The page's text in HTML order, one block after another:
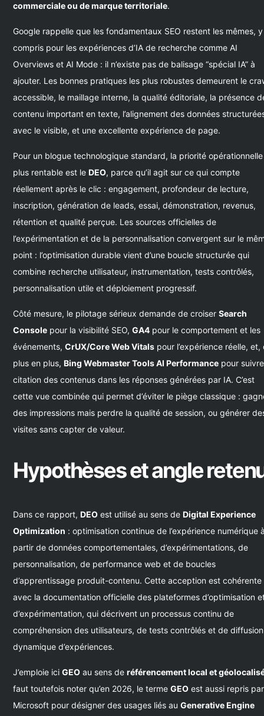
commerciale ou de marque territoriale.
Google rappelle que les fondamentaux SEO restent les mêmes, y
compris pour les expériences d’IA de recherche comme AI
Overviews et AI Mode : il n’existe pas de balisage “spécial IA” à
ajouter. Les bonnes pratiques les plus robustes demeurent le
accessible, le maillage interne, la qualité éditoriale, la présence
contenu important en texte, l’alignement des données
avec le visible, et une excellente expérience de page.
Pour un blogue technologique standard, la priorité
plus rentable est leDEO, parce qu’il agit sur ce qui compte
réellement après le clic : engagement, profondeur de lecture,
inscription, génération de leads, essai, démonstration, revenus,
rétention et qualité perçue. Les sources officielles de
l’expérimentation et de la personnalisation convergent sur le
point : l’optimisation durable vient d’une boucle structurée qui
combine recherche utilisateur, instrumentation, tests contrôlés,
personnalisation utile et déploiement progressif.
Côté mesure, le pilotage sérieux demande de croiserSearch
Console pour la visibilité SEO,GA4 pour le comportement et les
événements,CrUX/Core Web Vitals pour l’expérience réelle, et,
plus en plus,Bing Webmaster Tools AI Performance pour
citation des contenus dans les réponses générées par IA. C’est
cette vue combinée qui permet d’éviter le piège classique :
des impressions mais perdre la qualité de session, ou générer
visites sans capter de valeur.
Hypothèses et angle
Dans ce rapport,DEO est utilisé au sens deDigital Experience
Optimization : optimisation continue de l’expérience numérique
partir de données comportementales, d’expérimentations, de
personnalisation, de performance web et de boucles
d’apprentissage produit-contenu. Cette acception est cohérente
avec la documentation officielle des plateformes d’optimisation
d’expérimentation, qui décrivent un processus continu de
compréhension des utilisateurs, de tests contrôlés et de diffusion
dynamique d’expériences.
J’emploie iciGEO au sens deréférencement local et
faut toutefois noter qu’en 2026, le termeGEO est aussi repris par
Microsoft pour désigner des usages liés auGenerative Engine